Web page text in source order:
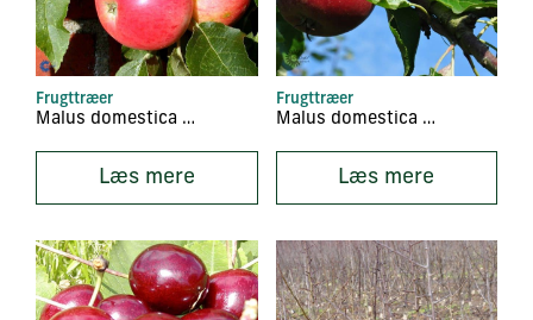
Frugttræer
Malus domestica ‘Discovery’
Læs mere
Frugttræer
Malus domestica ‘Holsteiner Cox’
Læs mere